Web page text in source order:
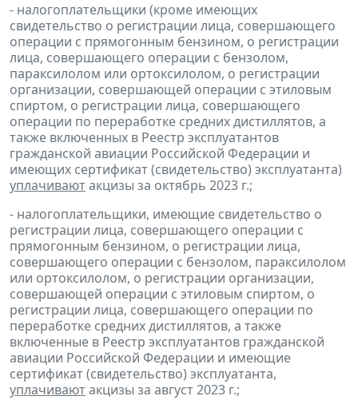
- налогоплательщики (кроме имеющих
свидетельство о регистрации лица, совершающего
операции с прямогонным бензином, о регистрации
лица, совершающего операции с бензолом,
параксилолом или ортоксилолом, о регистрации
организации, совершающей операции с этиловым
спиртом, о регистрации лица, совершающего
операции по переработке средних дистиллятов, а
также включенных в Реестр эксплуатантов
гражданской авиации Российской Федерации и
имеющих сертификат (свидетельство) эксплуатанта)
уплачиваютакцизы за октябрь 2023 г.;
- налогоплательщики, имеющие свидетельство о
регистрации лица, совершающего операции с
прямогонным бензином, о регистрации лица,
совершающего операции с бензолом, параксилолом
или ортоксилолом, о регистрации организации,
совершающей операции с этиловым спиртом, о
регистрации лица, совершающего операции по
переработке средних дистиллятов, а также
включенные в Реестр эксплуатантов гражданской
авиации Российской Федерации и имеющие
сертификат (свидетельство) эксплуатанта,
уплачиваютакцизы за август 2023 г.;